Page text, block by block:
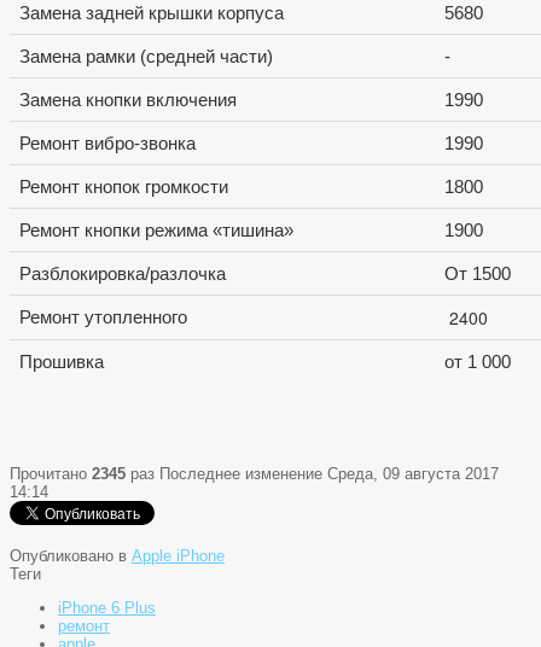
Замена задней крышки корпуса 5680
Замена рамки (средней части) -
Замена кнопки включения 1990
Ремонт вибро-звонка 1990
Ремонт кнопок громкости 1800
Ремонт кнопки режима «тишина» 1900
Разблокировка/разлочка От 1500
Ремонт утопленного 2400
Прошивка от 1 000
Прочитано 2345 раз Последнее изменение Среда, 09 августа 2017
14:14
Опубликовано в Apple iPhone
Теги
iPhone 6 Plus
ремонт